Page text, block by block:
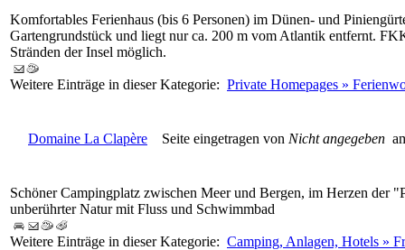
Komfortables Ferienhaus (bis 6 Personen) im Dünen- und
Gartengrundstück und liegt nur ca. 200 m vom Atlantik entfernt.
Stränden der Insel möglich.
Weitere Einträge in dieser Kategorie: Private Homepages »
Domaine La Clapère Seite eingetragen von Nicht angegeben
Schöner Campingplatz zwischen Meer und Bergen, im Herzen der
unberührter Natur mit Fluss und Schwimmbad
Weitere Einträge in dieser Kategorie: Camping, Anlagen, Hotels »